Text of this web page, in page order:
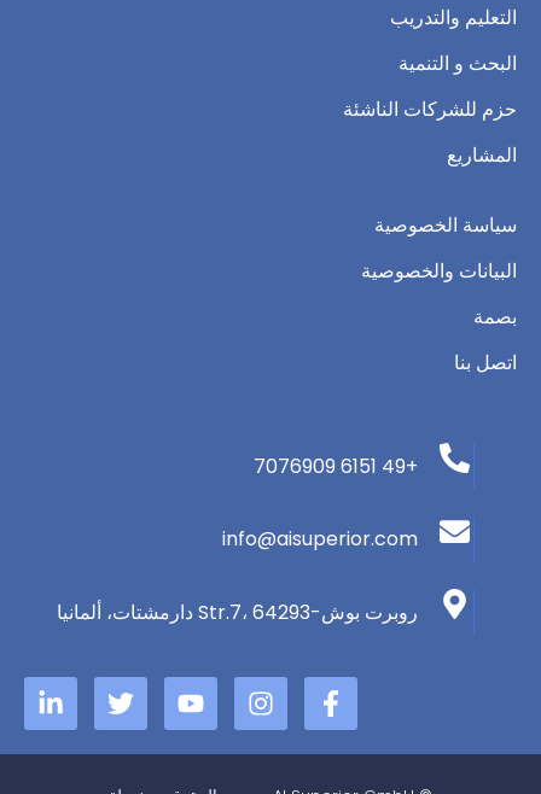
التعليم والتدريب
البحث و التنمية
حزم للشركات الناشئة
المشاريع
سياسة الخصوصية
البيانات والخصوصية
بصمة
اتصل بنا
+49 6151 7076909
info@aisuperior.com
روبرت بوش-Str.7، 64293 دارمشتات، ألمانيا
ا
ل
ا
ن
م
و
ت
و
ي
ن